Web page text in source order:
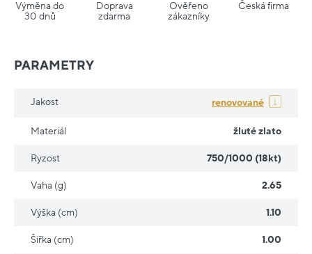
Výměna do
30 dnů
Doprava
zdarma
Ověřeno
zákazníky
Česká firma
PARAMETRY
Jakost renovované
Materiál žluté zlato
Ryzost 750/1000 (18kt)
Vaha (g) 2.65
Výška (cm) 1.10
Šířka (cm) 1.00